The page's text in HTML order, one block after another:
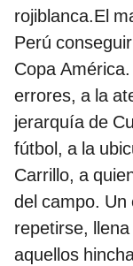
rojiblanca.El
Perú
Copa
errores, a la
jerarquía de
fútbol, a la
Carrillo, a
del campo.
repetirse,
aquellos